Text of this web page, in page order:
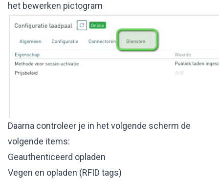
het bewerken pictogram
Daarna controleer je in het volgende scherm de
volgende items:
Geauthenticeerd opladen
Vegen en opladen (RFID tags)